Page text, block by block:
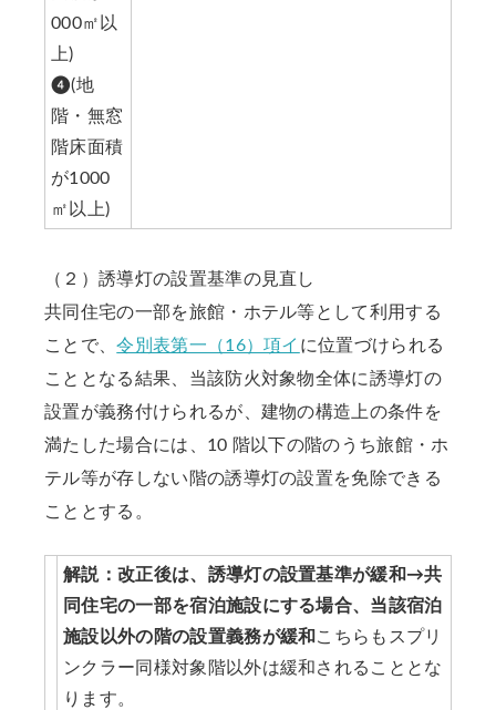
000㎡以
上)
❹(地
階・無窓
階床面積
が1000
㎡以上)
（２）誘導灯の設置基準の見直し
共同住宅の一部を旅館・ホテル等として利用する
ことで、令別表第一（16）項イ に位置づけられる
こととなる結果、当該防火対象物全体に誘導灯の
設置が義務付けられるが、建物の構造上の条件を
満たした場合には、10 階以下の階のうち旅館・ホ
テル等が存しない階の誘導灯の設置を免除できる
こととする。
解説：改正後は、誘導灯の設置基準が緩和→共
同住宅の一部を宿泊施設にする場合、当該宿泊
施設以外の階の設置義務が緩和 こちらもスプリ
ンクラー同様対象階以外は緩和されることとな
ります。